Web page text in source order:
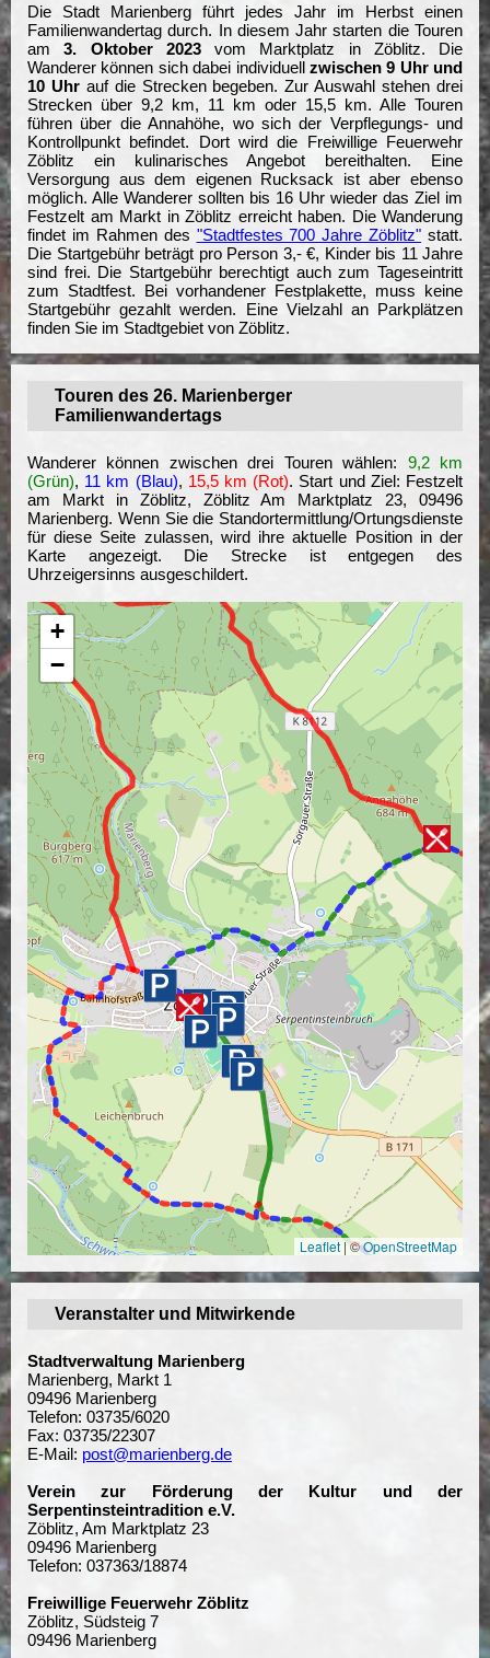
Die Stadt Marienberg führt jedes Jahr im Herbst einen
Familienwandertag durch. In diesem Jahr starten die Touren
am3. Oktober 2023vom Marktplatz in Zöblitz. Die
Wanderer können sich dabei individuell zwischen 9 Uhr und
10 Uhrauf die Strecken begeben. Zur Auswahl stehen drei
Strecken über 9,2 km, 11 km oder 15,5 km. Alle Touren
führen über die Annahöhe, wo sich der Verpflegungs- und
Kontrollpunkt befindet. Dort wird die Freiwillige Feuerwehr
Zöblitz ein kulinarisches Angebot bereithalten. Eine
Versorgung aus dem eigenen Rucksack ist aber ebenso
möglich. Alle Wanderer sollten bis 16 Uhr wieder das Ziel im
Festzelt am Markt in Zöblitz erreicht haben. Die Wanderung
findet im Rahmen des "Stadtfestes 700 Jahre Zöblitz" statt.
Die Startgebühr beträgt pro Person 3,- €, Kinder bis 11 Jahre
sind frei. Die Startgebühr berechtigt auch zum Tageseintritt
zum Stadtfest. Bei vorhandener Festplakette, muss keine
Startgebühr gezahlt werden. Eine Vielzahl an Parkplätzen
finden Sie im Stadtgebiet von Zöblitz.
Touren des 26. Marienberger
Familienwandertags
Wanderer können zwischen drei Touren wählen: 9,2 km
(Grün), 11 km (Blau), 15,5 km (Rot). Start und Ziel: Festzelt
am Markt in Zöblitz, Zöblitz Am Marktplatz 23, 09496
Marienberg. Wenn Sie die Standortermittlung/Ortungsdienste
für diese Seite zulassen, wird ihre aktuelle Position in der
Karte angezeigt. Die Strecke ist entgegen des
Uhrzeigersinns ausgeschildert.
+
−
Leaflet|©OpenStreetMap
Veranstalter und Mitwirkende
Stadtverwaltung Marienberg
Marienberg, Markt 1
09496 Marienberg
Telefon: 03735/6020
Fax: 03735/22307
E-Mail: post@marienberg.de
Verein zur Förderung der Kultur und der
Serpentinsteintradition e.V.
Zöblitz, Am Marktplatz 23
09496 Marienberg
Telefon: 037363/18874
Freiwillige Feuerwehr Zöblitz
Zöblitz, Südsteig 7
09496 Marienberg